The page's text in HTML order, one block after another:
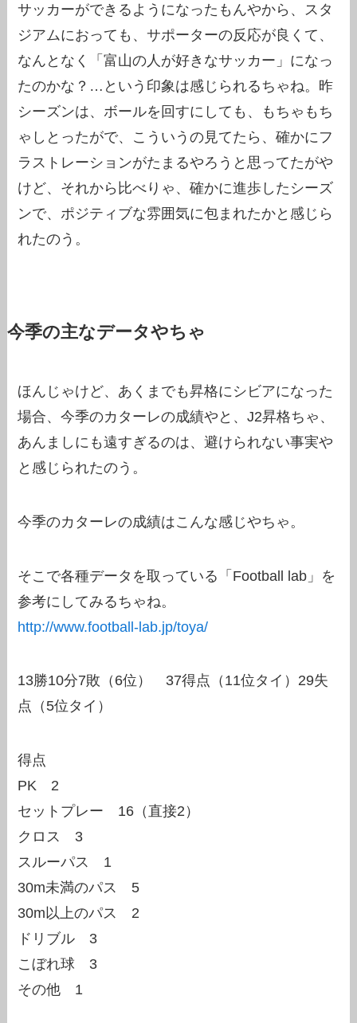
サッカーができるようになったもんやから、スタ
ジアムにおっても、サポーターの反応が良くて、
なんとなく「富山の人が好きなサッカー」になっ
たのかな？…という印象は感じられるちゃね。昨
シーズンは、ボールを回すにしても、もちゃもち
ゃしとったがで、こういうの見てたら、確かにフ
ラストレーションがたまるやろうと思ってたがや
けど、それから比べりゃ、確かに進歩したシーズ
ンで、ポジティブな雰囲気に包まれたかと感じら
れたのう。
今季の主なデータやちゃ
ほんじゃけど、あくまでも昇格にシビアになった
場合、今季のカターレの成績やと、J2昇格ちゃ、
あんましにも遠すぎるのは、避けられない事実や
と感じられたのう。
今季のカターレの成績はこんな感じやちゃ。
そこで各種データを取っている「Football lab」を
参考にしてみるちゃね。
http://www.football-lab.jp/toya/
13勝10分7敗（6位） 37得点（11位タイ）29失
点（5位タイ）
得点
PK 2
セットプレー 16（直接2）
クロス 3
スルーパス 1
30m未満のパス 5
30m以上のパス 2
ドリブル 3
こぼれ球 3
その他 1